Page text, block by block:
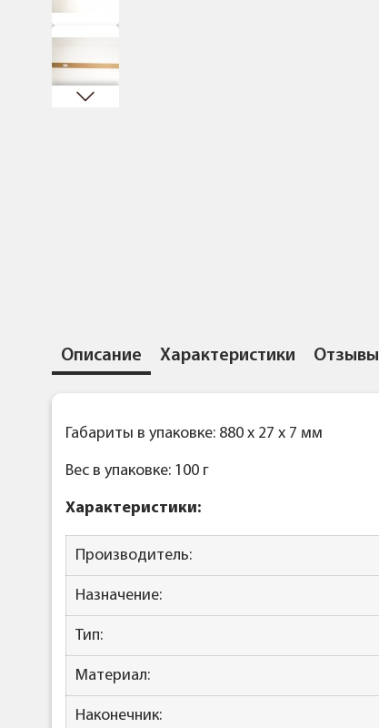
Описание Характеристики Отзывы
Габариты в упаковке: 880 x 27 x 7 мм
Вес в упаковке: 100 г
Характеристики:
Производитель:
Назначение:
Тип:
Материал:
Наконечник: